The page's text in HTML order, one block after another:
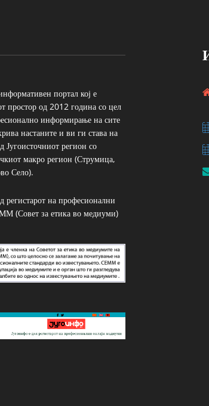
портал кој е
простор од 2012 година со цел
информирање на сите
настаните и ви ги става на
Југоисточниот регион со
макро регион (Струмица,
Село).
регистарот на професионални
(Совет за етика во медиуми)